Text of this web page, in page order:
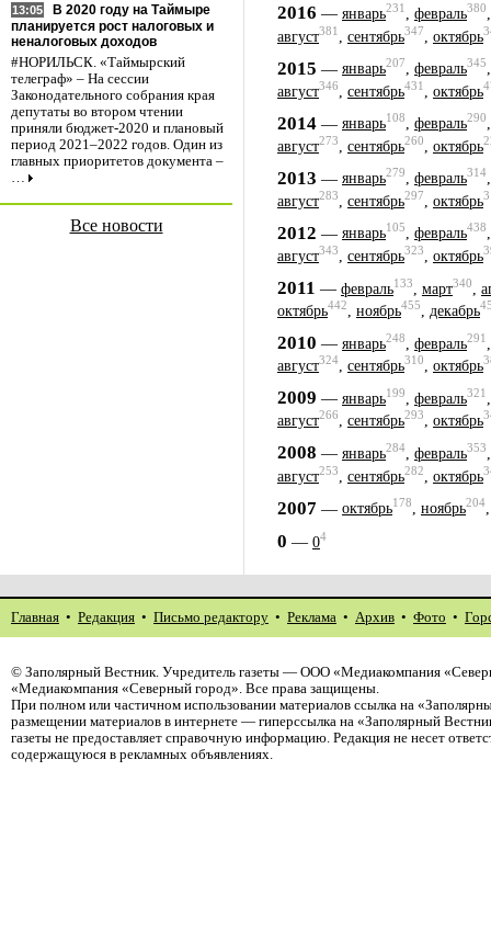
13:05
В 2020 году на Таймыре
планируется рост налоговых и
неналоговых доходов
#НОРИЛЬСК. «Таймырский
телеграф» – На сессии
Законодательного собрания края
депутаты во втором чтении
приняли бюджет-2020 и плановый
период 2021–2022 годов. Один из
главных приоритетов документа –
…
Все новости
2016 — январь231 февраль380
август381 сентябрь347 октябрь
2015 — январь207, февраль345
август346 сентябрь431 октябрь
2014 — январь108, февраль290
август273 сентябрь260 октябрь
2013 — январь279, февраль314
август283 сентябрь297 октябрь
2012 — январь105, февраль438
август343, сентябрь323, октябрь
2011 — февраль133 март340
октябрь442, ноябрь455, декабрь
2010 — январь248 февраль291
август324, сентябрь310, октябрь
2009 — январь199 февраль321
август266, сентябрь293, октябрь
2008 — январь284 февраль353
август253 сентябрь282 октябрь
2007 — октябрь178, ноябрь204
0 — 04
Главная • Редакция • Письмо редактору • Реклама • Архив • Фото •
© Заполярный Вестник. Учредитель газеты — ООО «Медиакомпания
«Медиакомпания «Северный город». Все права защищены.
При полном или частичном использовании материалов ссылка на
размещении материалов в интернете — гиперссылка на «Заполярный
газеты не предоставляет справочную информацию. Редакция не несет
содержащуюся в рекламных объявлениях.